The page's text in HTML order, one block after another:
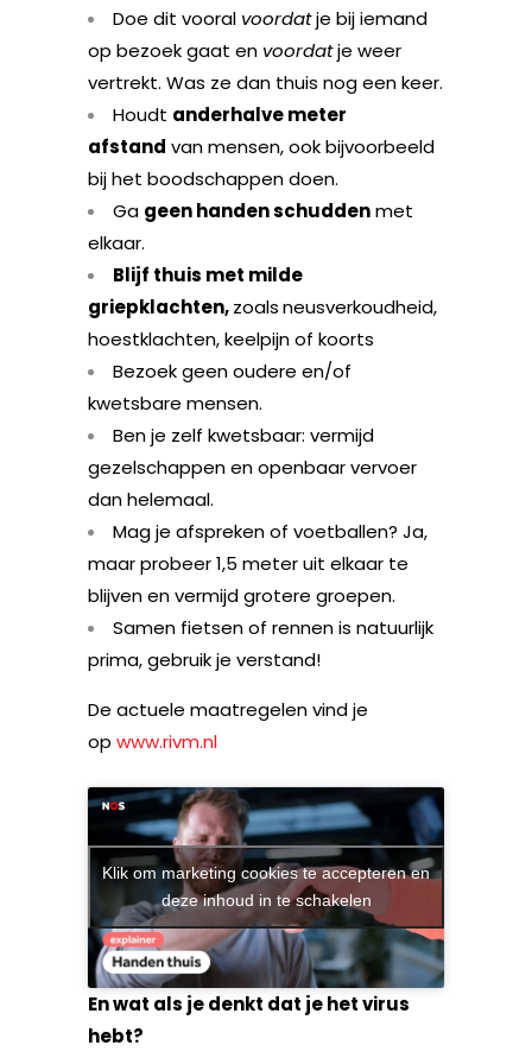
Doe dit vooral voordatje bij iemand
op bezoek gaat en voordatje weer
vertrekt. Was ze dan thuis nog een keer.
Houdt anderhalve meter
afstand van mensen, ook bijvoorbeeld
bij het boodschappen doen.
Ga geen handen schuddenmet
elkaar.
Blijf thuis met milde
griepklachten,zoalsneusverkoudheid,
hoestklachten, keelpijn of koorts
Bezoek geen oudere en/of
kwetsbare mensen.
Ben je zelf kwetsbaar: vermijd
gezelschappen en openbaar vervoer
dan helemaal.
Mag je afspreken of voetballen? Ja,
maar probeer 1,5 meter uit elkaar te
blijven en vermijd grotere groepen.
Samen fietsen of rennen is natuurlijk
prima, gebruik je verstand!
De actuele maatregelen vind je
op www.rivm.nl
Klik om marketing cookies te accepteren en
deze inhoud in te schakelen
En wat als je denkt dat je het virus
hebt?